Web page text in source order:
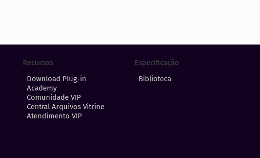
Recursos
Download Plug-in
Academy
Comunidade VIP
Central Arquivos Vitrine
Atendimento VIP
Especificação
Biblioteca